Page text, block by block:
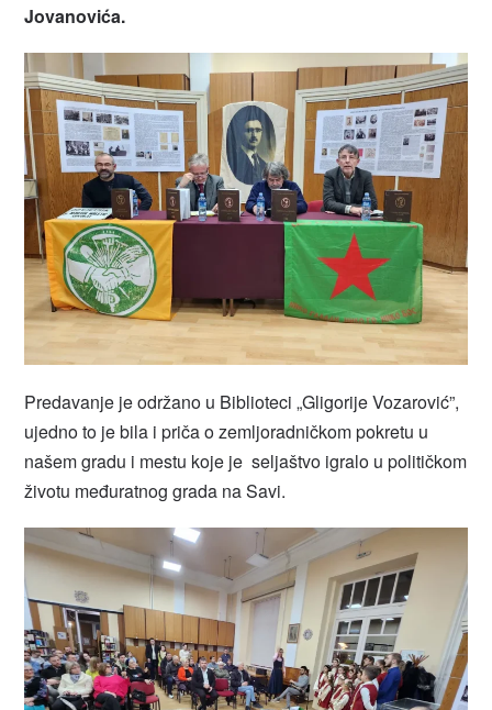
Jovanovića.
Predavanje je održano u Biblioteci „Gligorije Vozarović”,
ujedno to je bila i priča o zemljoradničkom pokretu u
našem gradu i mestu koje je seljaštvo igralo u političkom
životu međuratnog grada na Savi.